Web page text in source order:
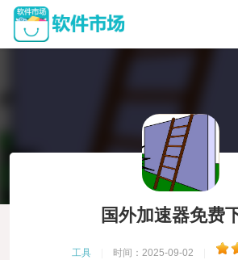
国外加速器免费
工具 时间：2025-09-02